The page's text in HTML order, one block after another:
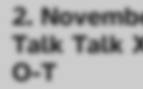
2.
Talk Talk
O-T